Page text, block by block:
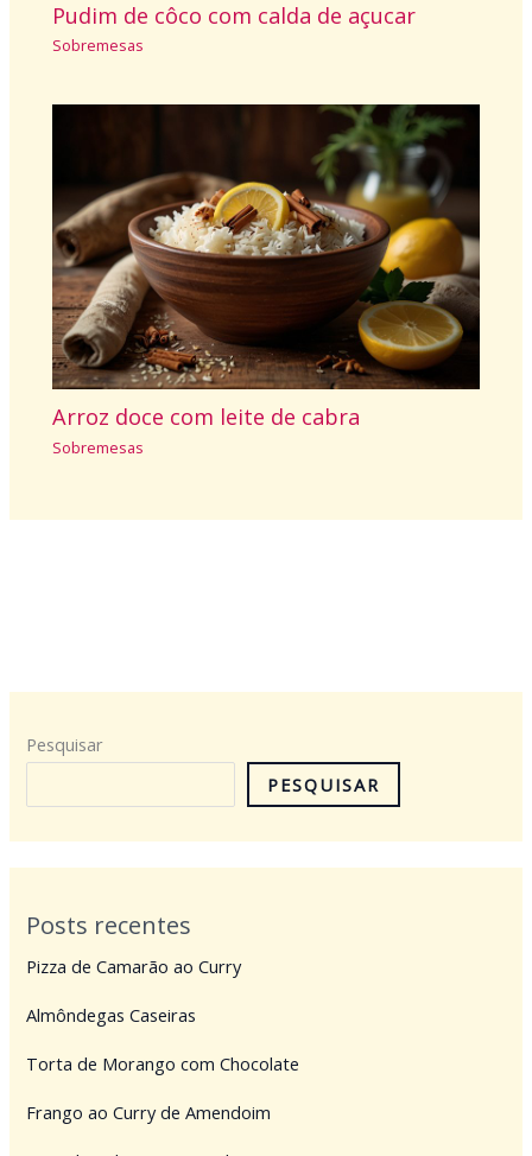
Pudim de côco com calda de açucar
Sobremesas
Arroz doce com leite de cabra
Sobremesas
Pesquisar
PESQUISAR
Posts recentes
Pizza de Camarão ao Curry
Almôndegas Caseiras
Torta de Morango com Chocolate
Frango ao Curry de Amendoim